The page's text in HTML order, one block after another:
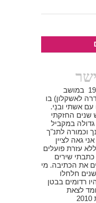
נולדתי ב - 1951 במושב
לאשקלון) בו
עם אשתי ובנַי.
שנים החזקתי
במקביל
וכמורה לתנ"ך
גאה לציין
עזרת פועלים
כתבתי שירים
את הכתיבה. מי
חלחלו
רדומים בבטן
לצאת